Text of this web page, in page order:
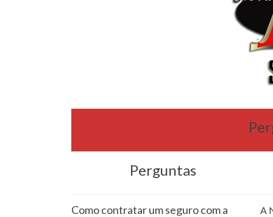
Perguntas
Como contratar um seguro com a
A